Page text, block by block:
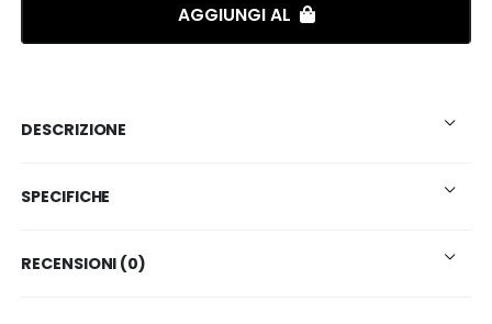
AGGIUNGI AL
DESCRIZIONE
SPECIFICHE
RECENSIONI (0)